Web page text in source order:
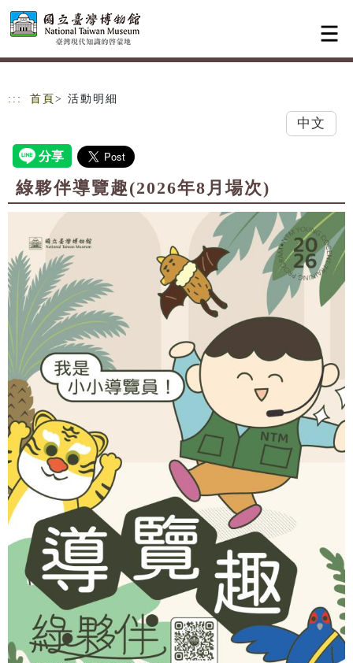
跳到主要內容
網站導覽
::: 首頁 > 活動明細
中文
綠夥伴導覽趣(2026年8月場次)